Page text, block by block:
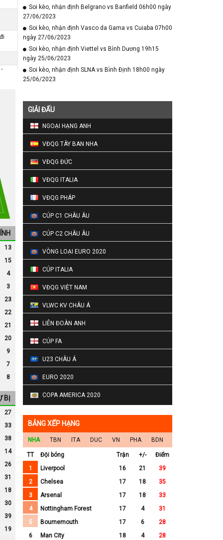
đi
bên
quả
bị
13
15
4
3
23
22
21
20
9
7
8
BỊ
27
33
38
14
26
31
18
30
39
19
Soi kèo, nhận định Belgrano vs Banfield 06h00 ngày
27/06/2023
Soi kèo, nhận định Vasco da Gama vs Cuiaba 07h00
ngày 27/06/2023
Soi kèo, nhận định Viettel vs Bình Dương 19h15
ngày 25/06/2023
Soi kèo, nhận định SLNA vs Bình Định 18h00 ngày
25/06/2023
GIẢI ĐẤU
NGOẠI HẠNG ANH
VĐQG TÂY BAN NHA
VĐQG ĐỨC
VĐQG ITALIA
VĐQG PHÁP
CÚP C1 CHÂU ÂU
CÚP C2 CHÂU ÂU
VÒNG LOẠI EURO 2020
CÚP ITALIA
VĐQG VIỆT NAM
VLWC KV CHÂU Á
LIÊN ĐOÀN ANH
CÚP FA
U23 CHÂU Á
EURO 2020
COPA AMERICA 2020
BẢNG XẾP HẠNG
NHA TBN ITA DUC VN PHA BDN
TT Đội bóng Trận +/-
Điểm
1
Liverpool 16 21
39
2
Chelsea 17 18
35
3
Arsenal 17 18
33
4
Nottingham Forest 17 4
31
5
Bournemouth 17 6
28
6
Man City 18 4
28